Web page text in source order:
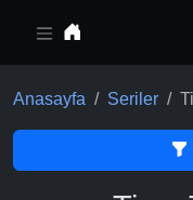
Anasayfa Seriler